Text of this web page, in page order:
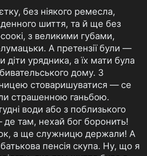
без ніякого ремесла,
шиття, та й ще без
з великими губами,
А претензії були —
діти урядника, а їх мати була
дому. З
стоваришуватися — се
страшенною ганьбою.
води або з поблизького
де там, нехай бог боронить!
а ще служницю держали! А
батькова пенсія скупа. Ну, що я